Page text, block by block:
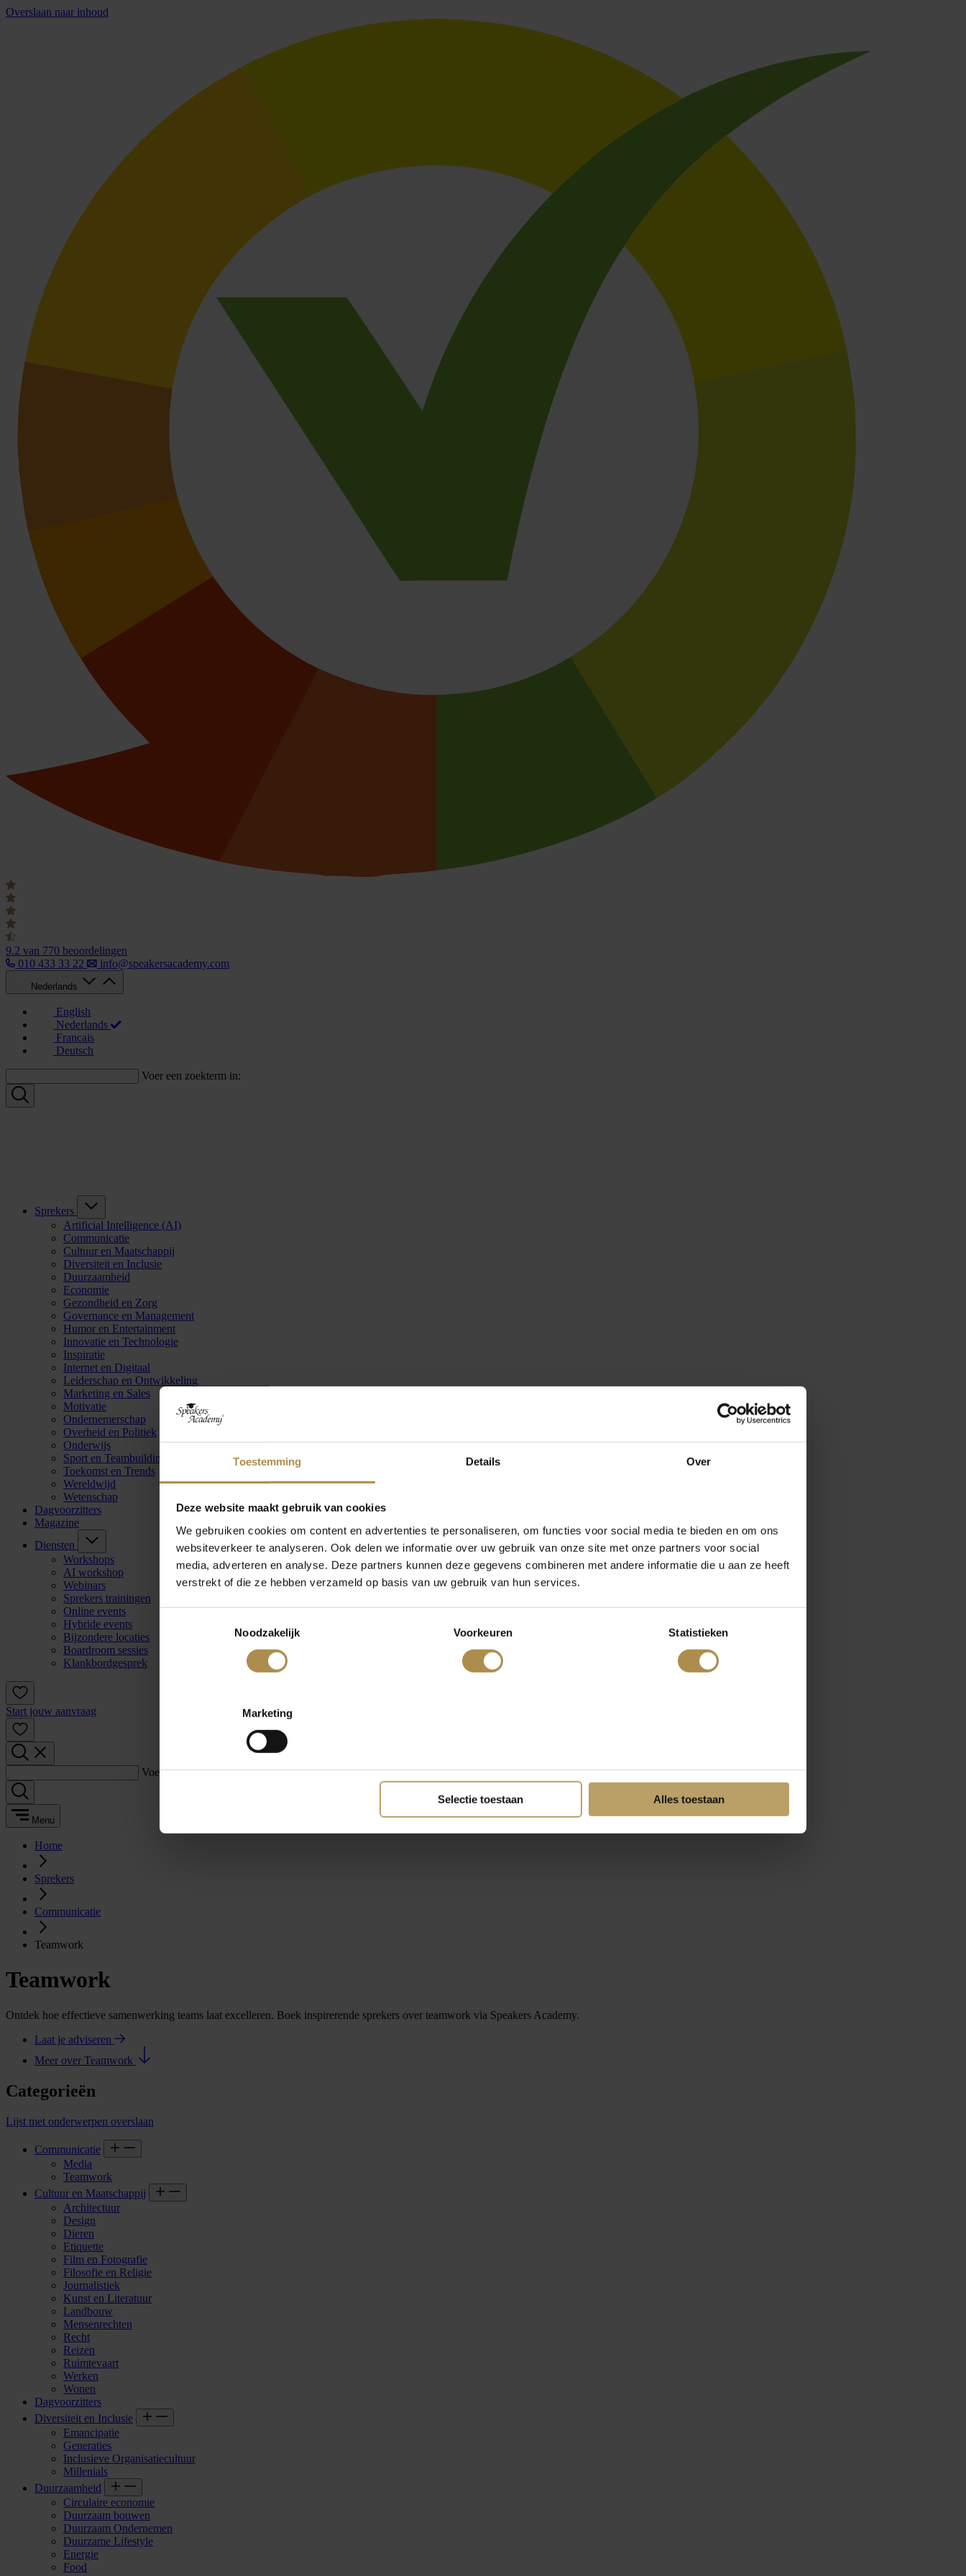
Toestemming Details Over
Deze website maakt gebruik van cookies
We gebruiken cookies om content en advertenties te personaliseren, om functies voor social media te bieden en om ons
websiteverkeer te analyseren. Ook delen we informatie over uw gebruik van onze site met onze partners voor social
media, adverteren en analyse. Deze partners kunnen deze gegevens combineren met andere informatie die u aan ze heeft
verstrekt of die ze hebben verzameld op basis van uw gebruik van hun services.
Noodzakelijk
Voorkeuren Statistieken
Marketing
Selectie toestaan Alles toestaan
Overslaan naar inhoud
9.2 van 770 beoordelingen
010 433 33 22
info@speakersacademy.com
Nederlands
English
Nederlands
Français
Deutsch
Voer een zoekterm in:
Sprekers
Artificial Intelligence (AI)
Communicatie
Cultuur en Maatschappij
Diversiteit en Inclusie
Duurzaamheid
Economie
Gezondheid en Zorg
Governance en Management
Humor en Entertainment
Innovatie en Technologie
Inspiratie
Internet en Digitaal
Leiderschap en Ontwikkeling
Marketing en Sales
Motivatie
Ondernemerschap
Overheid en Politiek
Onderwijs
Sport en Teambuilding
Toekomst en Trends
Wereldwijd
Wetenschap
Dagvoorzitters
Magazine
Diensten
Workshops
AI workshop
Webinars
Sprekers trainingen
Online events
Hybride events
Bijzondere locaties
Boardroom sessies
Klankbordgesprek
Start jouw aanvraag
Voer een zoekterm in:
Menu
Home
Sprekers
Communicatie
Teamwork
Teamwork
Ontdek hoe effectieve samenwerking teams laat excelleren. Boek inspirerende sprekers over teamwork via Speakers Academy.
Laat je adviseren
Meer over Teamwork
Categorieën
Lijst met onderwerpen overslaan
Communicatie
Media
Teamwork
Cultuur en Maatschappij
Architectuur
Design
Dieren
Etiquette
Film en Fotografie
Filosofie en Religie
Journalistiek
Kunst en Literatuur
Landbouw
Mensenrechten
Recht
Reizen
Ruimtevaart
Werken
Wonen
Dagvoorzitters
Diversiteit en Inclusie
Emancipatie
Generaties
Inclusieve Organisatiecultuur
Millenials
Duurzaamheid
Circulaire economie
Duurzaam bouwen
Duurzaam Ondernemen
Duurzame Lifestyle
Energie
Food